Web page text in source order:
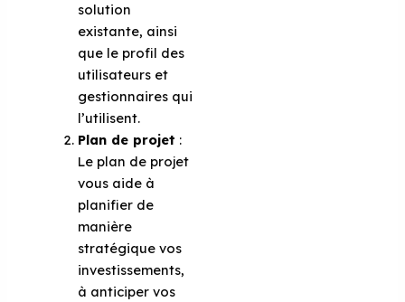
solution
existante, ainsi
que le profil des
utilisateurs et
gestionnaires qui
l’utilisent.
Plan de projet :
Le plan de projet
vous aide à
planifier de
manière
stratégique vos
investissements,
à anticiper vos